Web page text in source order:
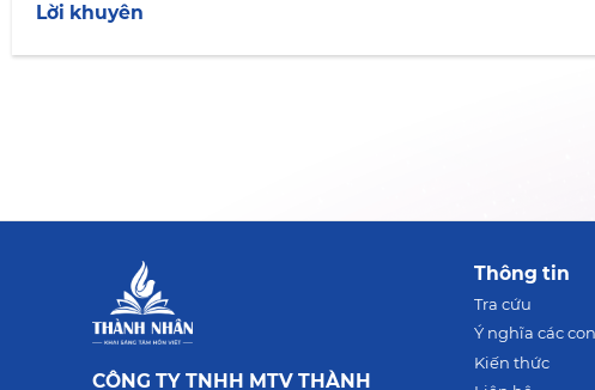
Lời khuyên
CÔNG TY TNHH MTV THÀNH
Thông tin
Tra cứu
Ý nghĩa các
Kiến thức